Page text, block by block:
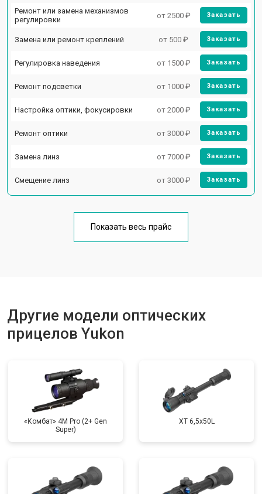
Ремонт или замена механизмов
регулировки
от 2500 ₽ Заказать
Замена или ремонт креплений от 500 ₽ Заказать
Регулировка наведения от 1500 ₽ Заказать
Ремонт подсветки от 1000 ₽ Заказать
Настройка оптики, фокусировки от 2000 ₽ Заказать
Ремонт оптики от 3000 ₽ Заказать
Замена линз от 7000 ₽ Заказать
Смещение линз от 3000 ₽ Заказать
Показать весь прайс
Другие модели оптических
прицелов Yukon
«Комбат» 4M Pro (2+ Gen
Super)
XT 6,5x50L